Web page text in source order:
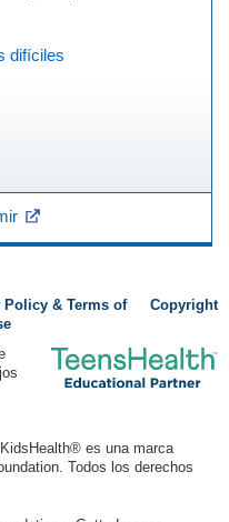
difíciles
Policy & Terms of
Copyright
es una marca
Todos los derechos